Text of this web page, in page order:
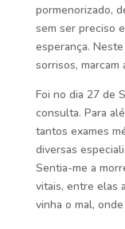
pormenorizado,
sem ser preciso
esperança.
sorrisos, marcam
Foi no dia 27 de
consulta. Para
tantos exames
diversas
Sentia-me a
vitais, entre elas
vinha o mal,